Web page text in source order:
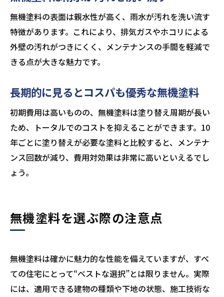
無機塗料の表面は親水性が高く、雨水が汚れを洗い流す
特徴があります。これにより、排気ガスやホコリによる
外壁の汚れがつきにくく、メンテナンスの手間を軽減で
きる点が大きな魅力です。
長期的に見るとコスパも優秀な無機塗料
初期費用は高いものの、無機塗料は塗り替え周期が長い
ため、トータルでのコストを抑えることができます。10
年ごとに塗り替えが必要な塗料と比較すると、メンテナ
ンス回数が減り、費用対効果は非常に高いといえるでし
ょう。
無機塗料を選ぶ際の注意点
無機塗料は確かに魅力的な性能を備えていますが、すべ
ての住宅にとって“ベストな選択”とは限りません。実際
には、適用できる建物の種類や下地の状態、施工技術な